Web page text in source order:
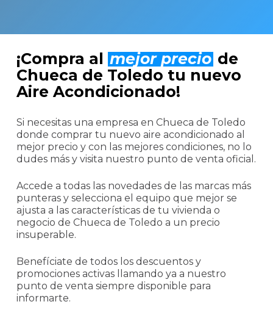
¡Compra al mejor precio de
Chueca de Toledo tu nuevo
Aire Acondicionado!
Si necesitas una empresa en Chueca de Toledo
donde comprar tu nuevo aire acondicionado al
mejor precio y con las mejores condiciones, no lo
dudes más y visita nuestro punto de venta oficial.
Accede a todas las novedades de las marcas más
punteras y selecciona el equipo que mejor se
ajusta a las características de tu vivienda o
negocio de Chueca de Toledo a un precio
insuperable.
Benefíciate de todos los descuentos y
promociones activas llamando ya a nuestro
punto de venta siempre disponible para
informarte.